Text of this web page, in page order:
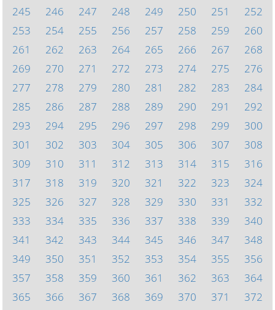
245
246 247 248 249 250 251
252
253
254 255 256 257 258 259
260
261
262 263 264 265 266 267
268
269
270 271 272 273 274 275
276
277
278 279 280 281 282 283
284
285
286 287 288 289 290 291
292
293
294 295 296 297 298 299
300
301
302 303 304 305 306 307
308
309
310 311 312 313 314 315
316
317
318 319 320 321 322 323
324
325
326 327 328 329 330 331
332
333
334 335 336 337 338 339
340
341
342 343 344 345 346 347
348
349
350 351 352 353 354 355
356
357
358 359 360 361 362 363
364
365
366 367 368 369 370 371
372